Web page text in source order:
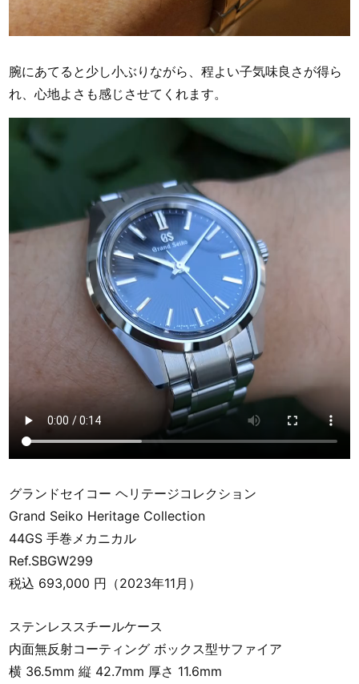
腕にあてると少し小ぶりながら、程よい子気味良さが得ら
れ、心地よさも感じさせてくれます。
グランドセイコー ヘリテージコレクション
Grand Seiko Heritage Collection
44GS 手巻メカニカル
Ref.SBGW299
税込 693,000 円（2023年11月）
ステンレススチールケース
内面無反射コーティング ボックス型サファイア
横 36.5mm 縦 42.7mm 厚さ 11.6mm